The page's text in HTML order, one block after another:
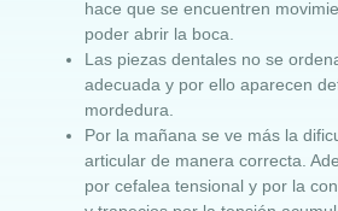
hace que se encuentren
poder abrir la boca.
Las piezas dentales no se
adecuada y por ello aparecen
mordedura.
Por la mañana se ve más la
articular de manera correcta.
por cefalea tensional y por la